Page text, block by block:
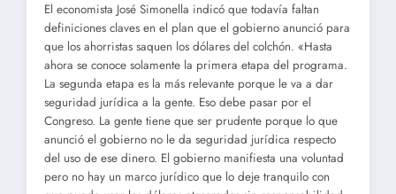
El economista José Simonella indicó que todavía faltan
definiciones claves en el plan que el gobierno anunció para
que los ahorristas saquen los dólares del colchón. «Hasta
ahora se conoce solamente la primera etapa del programa.
La segunda etapa es la más relevante porque le va a dar
seguridad jurídica a la gente. Eso debe pasar por el
Congreso. La gente tiene que ser prudente porque lo que
anunció el gobierno no le da seguridad jurídica respecto
del uso de ese dinero. El gobierno manifiesta una voluntad
pero no hay un marco jurídico que lo deje tranquilo con